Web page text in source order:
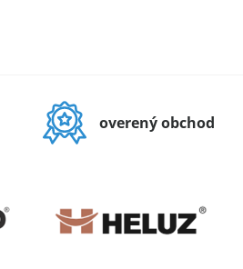
overený obchod